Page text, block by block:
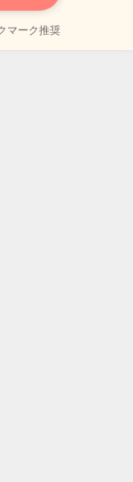
マーク推奨